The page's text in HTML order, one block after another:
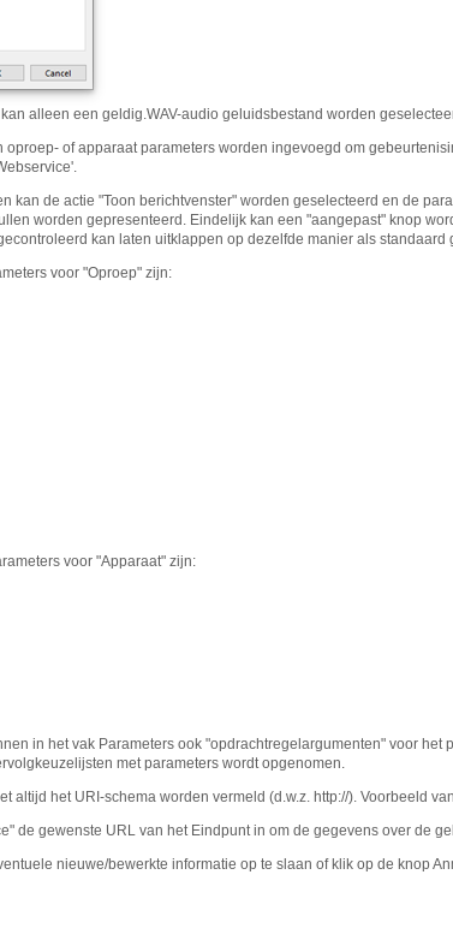
alleen een geldig.WAV-audio geluidsbestand worden
oproep- of apparaat parameters worden ingevoegd om
kan de actie "Toon berichtvenster" worden geselecteerd en de
worden gepresenteerd. Eindelijk kan een "aangepast" knop
kan laten uitklappen op dezelfde manier als standaard
voor "Oproep" zijn:
voor "Apparaat" zijn:
in het vak Parameters ook "opdrachtregelargumenten" voor het
met parameters wordt opgenomen.
altijd het URI-schema worden vermeld (d.w.z. http://). Voorbeeld
de gewenste URL van het Eindpunt in om de gegevens over de
nieuwe/bewerkte informatie op te slaan of klik op de knop